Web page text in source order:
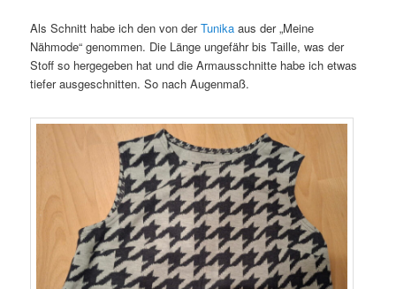
Als Schnitt habe ich den von derTunika aus der „Meine
Nähmode“ genommen. Die Länge ungefähr bis Taille, was der
Stoff so hergegeben hat und die Armausschnitte habe ich etwas
tiefer ausgeschnitten. So nach Augenmaß.